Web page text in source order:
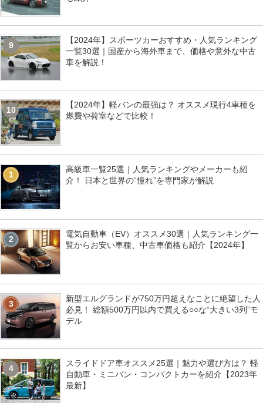
9
【2024年】スポーツカーおすすめ・人気ランキング
一覧30選｜国産から海外車まで、価格や意外な中古
車を解説！
10
【2024年】軽バンの最強は？ オススメ現行4車種を
燃費や荷室などで比較！
1
高級車一覧25選｜人気ランキングやメーカーも紹
介！ 日本と世界の“憧れ”を専門家が解説
2
電気自動車（EV）オススメ30選｜人気ランキング一
覧からお安い車種、中古車価格も紹介【2024年】
3
新型エルグランドが750万円超えなことに絶望した人
必見！ 総額500万円以内で買える○○な“大きい3列”モ
デル
4
スライドドア車オススメ25選｜魅力や選び方は？ 軽
自動車・ミニバン・コンパクトカーを紹介【2023年
最新】